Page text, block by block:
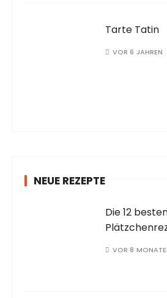
Tarte Tatin
VOR 6 JAHREN
NEUE REZEPTE
Die 12
VOR 8